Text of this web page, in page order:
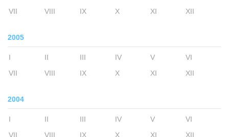
VII
VIII IX X XI XII
2005
I II III IV V
VI
VII
VIII IX X XI XII
2004
I II III IV V
VI
VII
VIII IX X XI XII